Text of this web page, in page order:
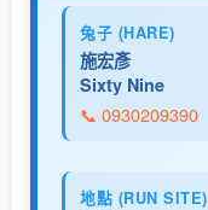
兔子 (HARE)
施宏彥
Sixty Nine
📞 0930209390
地點 (RUN SITE)